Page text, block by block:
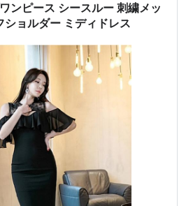
ンピース シースルー 刺繍メッ
ショルダー ミディドレス